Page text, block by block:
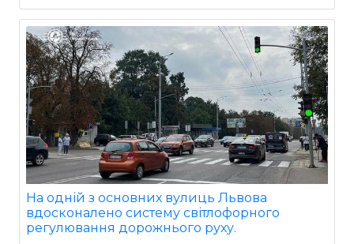
На одній з основних вулиць Львова
вдосконалено систему світлофорного
регулювання дорожнього руху.